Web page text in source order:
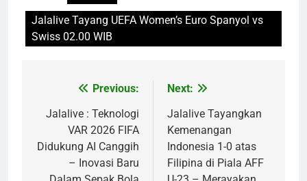
Jalalive Tayang UEFA Women’s Euro Spanyol vs
Swiss 02.00 WIB
navigation
Previous:
Jalalive : Teknologi
VAR 2026 FIFA
Didukung AI Canggih
– Inovasi Baru
Next:
Jalalive Tayangkan
Kemenangan
Indonesia 1-0 atas
Filipina di Piala AFF